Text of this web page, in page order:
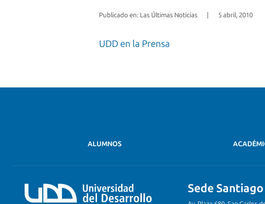
Publicado en: Las Últimas Noticias 5 abril, 2010
UDD en la Prensa
ALUMNOS
Sede Santiago